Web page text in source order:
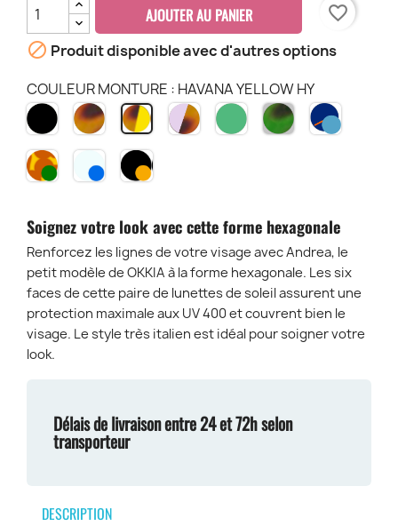
AJOUTER AU PANIER favorite_border
 Produit disponible avec d'autres options
COULEUR MONTURE : HAVANA YELLOW HY
NOIR
BK
HAVANA
CH
HAVANA
YELLOW
HY
PINK
HAVANA
GREEN
SAUGE
HAVANA
KAKI
&
HAVANA
ET
-
CH-
TRANSPARENT
CLEAR
BLUE
LENS
TCL
MONTURE
NOIR
JAUNE
-
BK-
YE
Soignez votre look avec cette forme hexagonale
Renforcez les lignes de votre visage avec Andrea, le
petit modèle de OKKIA à la forme hexagonale. Les six
faces de cette paire de lunettes de soleil assurent une
protection maximale aux UV 400 et couvrent bien le
visage. Le style très italien est idéal pour soigner votre
look.
Délais de livraison entre 24 et 72h selon
transporteur
DESCRIPTION